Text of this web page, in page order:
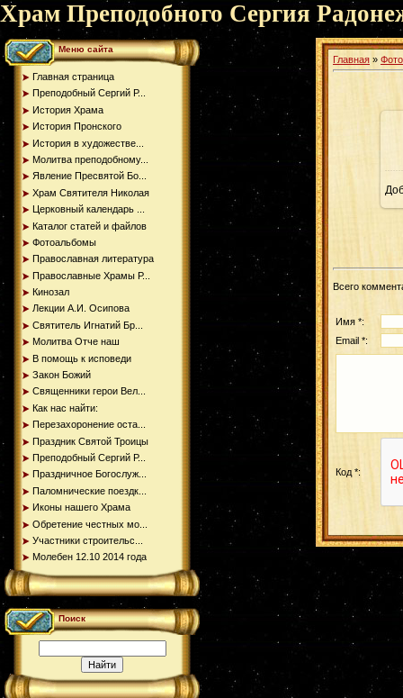
Храм Преподобного Сергия
Меню сайта
Главная страница
Преподобный Сергий Р...
История Храма
История Пронского
История в художестве...
Молитва преподобному...
Явление Пресвятой Бо...
Храм Святителя Николая
Церковный календарь ...
Каталог статей и файлов
Фотоальбомы
Православная литература
Православные Храмы Р...
Кинозал
Лекции А.И. Осипова
Святитель Игнатий Бр...
Молитва Отче наш
В помощь к исповеди
Закон Божий
Священники герои Вел...
Как нас найти:
Перезахоронение оста...
Праздник Святой Троицы
Преподобный Сергий Р...
Праздничное Богослуж...
Паломнические поездк...
Иконы нашего Храма
Обретение честных мо...
Участники строительс...
Молебен 12.10 2014 года
Поиск
Главная »
Всего
Имя *:
Email *:
Код *: